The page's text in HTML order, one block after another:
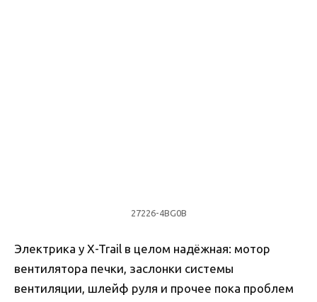
27226-4BG0B
Электрика у X-Trail в целом надёжная: мотор
вентилятора печки, заслонки системы
вентиляции, шлейф руля и прочее пока проблем